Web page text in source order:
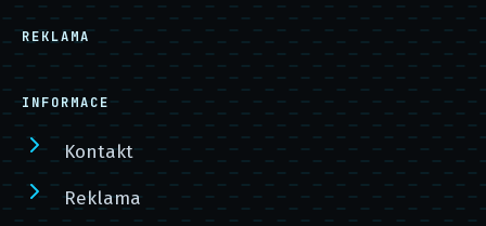
REKLAMA
INFORMACE
Kontakt
Reklama